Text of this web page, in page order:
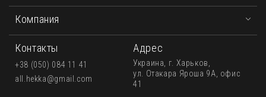
Компания
Контакты
+38 (050) 084 11 41
all.hekka@gmail.com
Адрес
Украина, г. Харьков,
ул. Отакара Яроша 9А, офис
41